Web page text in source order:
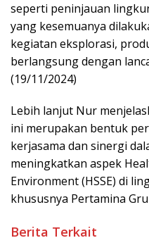
seperti peninjauan
yang kesemuanya
kegiatan eksplorasi,
berlangsung dengan
(19/11/2024)
Lebih lanjut Nur
ini merupakan bentuk
kerjasama dan sinergi
meningkatkan aspek
Environment (HSSE) di
khususnya Pertamina
Berita Terkait